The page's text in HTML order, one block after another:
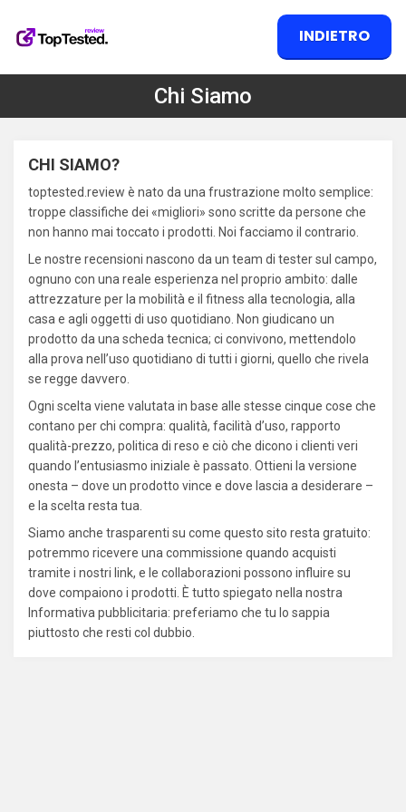
INDIETRO
Chi Siamo
CHI SIAMO?
toptested.review è nato da una frustrazione molto semplice:
troppe classifiche dei «migliori» sono scritte da persone che
non hanno mai toccato i prodotti. Noi facciamo il contrario.
Le nostre recensioni nascono da un team di tester sul campo,
ognuno con una reale esperienza nel proprio ambito: dalle
attrezzature per la mobilità e il fitness alla tecnologia, alla
casa e agli oggetti di uso quotidiano. Non giudicano un
prodotto da una scheda tecnica; ci convivono, mettendolo
alla prova nell’uso quotidiano di tutti i giorni, quello che rivela
se regge davvero.
Ogni scelta viene valutata in base alle stesse cinque cose che
contano per chi compra: qualità, facilità d’uso, rapporto
qualità-prezzo, politica di reso e ciò che dicono i clienti veri
quando l’entusiasmo iniziale è passato. Ottieni la versione
onesta – dove un prodotto vince e dove lascia a desiderare –
e la scelta resta tua.
Siamo anche trasparenti su come questo sito resta gratuito:
potremmo ricevere una commissione quando acquisti
tramite i nostri link, e le collaborazioni possono influire su
dove compaiono i prodotti. È tutto spiegato nella nostra
Informativa pubblicitaria: preferiamo che tu lo sappia
piuttosto che resti col dubbio.